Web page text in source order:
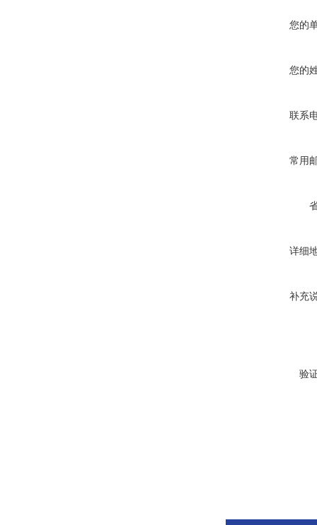
您的
您的
联系
常用
详细
补充
验